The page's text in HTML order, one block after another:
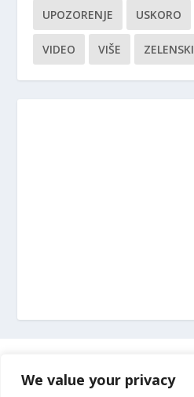
We value your privacy
UPOZORENJE USKORO
VIDEO VIŠE ZELENSKI